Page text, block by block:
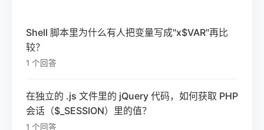
Shell 脚本里为什么有人把变量写成"x$VAR"再比
较？
1 个回答
在独立的 .js 文件里的 jQuery 代码，如何获取 PHP
会话（$_SESSION）里的值？
1 个回答